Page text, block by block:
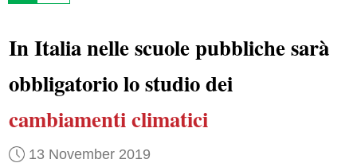
In Italia nelle scuole pubbliche sarà
obbligatorio lo studio dei
cambiamenti climatici
13 November 2019